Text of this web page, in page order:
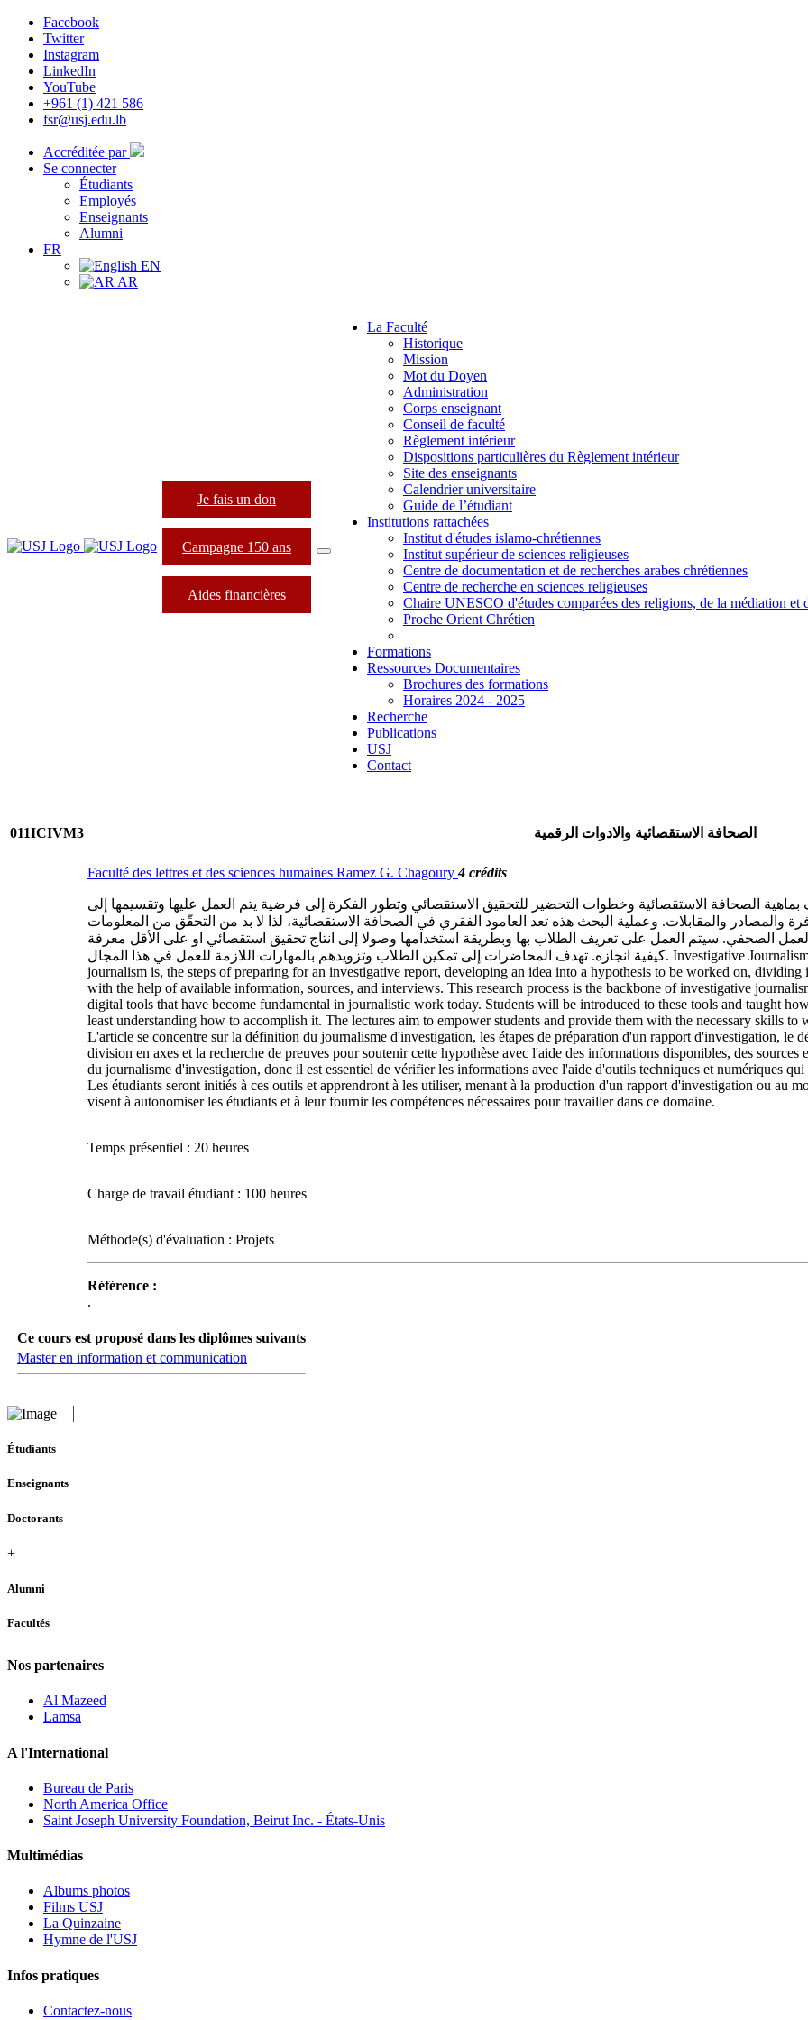
Facebook
Twitter
Instagram
LinkedIn
YouTube
+961 (1) 421 586
fsr@usj.edu.lb
Accréditée par
Se connecter
Étudiants
Employés
Enseignants
Alumni
FR
EN
AR
Je fais un don
Campagne 150 ans
Aides financières
La Faculté
Historique
Mission
Mot du Doyen
Administration
Corps enseignant
Conseil de faculté
Règlement intérieur
Dispositions particulières du Règlement intérieur
Site des enseignants
Calendrier universitaire
Guide de l’étudiant
Institutions rattachées
Institut d'études islamo-chrétiennes
Institut supérieur de sciences religieuses
Centre de documentation et de recherches arabes chrétiennes
Centre de recherche en sciences religieuses
Chaire UNESCO d'études comparées des religions, de la médiation et
Proche Orient Chrétien
Formations
Ressources Documentaires
Brochures des formations
Horaires 2024 - 2025
Recherche
Publications
USJ
Contact
011ICIVM3 الصحافة الاستقصائية والادوات الرقمية
Faculté des lettres et des sciences humaines Ramez G. Chagoury4 crédits
بماهية الصحافة الاستقصائية وخطوات التحضير للتحقيق الاستقصائي وتطور الفكرة إلى فرضية يتم العمل عليها وتقسيمها إلى
والمصادر والمقابلات. وعملية البحث هذه تعد العامود الفقري في الصحافة الاستقصائية، لذا لا بد من التحقّق من المعلومات
الصحفي. سيتم العمل على تعريف الطلاب بها وبطريقة استخدامها وصولا إلى انتاج تحقيق استقصائي او على الأقل معرفة
كيفية انجازه. تهدف المحاضرات إلى تمكين الطلاب وتزويدهم بالمهارات اللازمة للعمل في هذا المجال. Investigative Journalism and Digital Tools: The class focuses on defining what investigative
journalism is, the steps of preparing for an investigative report, developing an idea into a hypothesis to be worked on,
with the help of available information, sources, and interviews. This research process is the backbone of investigative
digital tools that have become fundamental in journalistic work today. Students will be introduced to these tools and taught
least understanding how to accomplish it. The lectures aim to empower students and provide them with the necessary skills
L'article se concentre sur la définition du journalisme d'investigation, les étapes de préparation d'un rapport d'investigation, le
division en axes et la recherche de preuves pour soutenir cette hypothèse avec l'aide des informations disponibles, des
du journalisme d'investigation, donc il est essentiel de vérifier les informations avec l'aide d'outils techniques et numériques
Les étudiants seront initiés à ces outils et apprendront à les utiliser, menant à la production d'un rapport d'investigation ou au
visent à autonomiser les étudiants et à leur fournir les compétences nécessaires pour travailler dans ce domaine.
Temps présentiel : 20 heures
Charge de travail étudiant : 100 heures
Méthode(s) d'évaluation : Projets
Référence :
.
Ce cours est proposé dans les diplômes suivants
Master en information et communication
Étudiants
Enseignants
Doctorants
+
Alumni
Facultés
Nos partenaires
Al Mazeed
Lamsa
A l'International
Bureau de Paris
North America Office
Saint Joseph University Foundation, Beirut Inc. - États-Unis
Multimédias
Albums photos
Films USJ
La Quinzaine
Hymne de l'USJ
Infos pratiques
Contactez-nous